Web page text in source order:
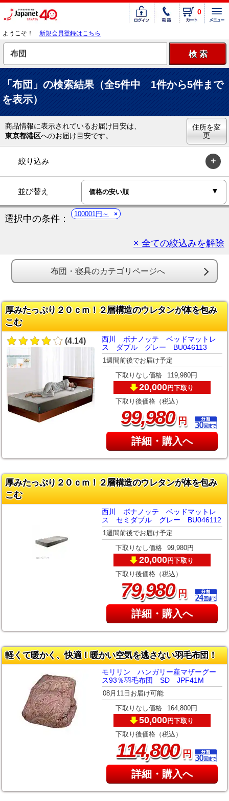
0
ようこそ！ 新規会員登録はこちら
「布団」の検索結果（全5件中 1件から5件まで
を表示）
商品情報に表示されているお届け目安は、
東京都港区へのお届け目安です。
住所を変
更
絞り込み
並び替え
選択中の条件： 100001円～
× 全ての絞込みを解除
布団・寝具のカテゴリページへ
厚みたっぷり２０ｃｍ！２層構造のウレタンが体を包み
こむ
(4.14)
西川 ボナノッテ ベッドマットレ
ス ダブル グレー BU046113
1週間前後でお届け予定
下取りなし価格 119,980円
20,000円下取り
下取り後価格（税込）
99,980円
詳細・購入へ
厚みたっぷり２０ｃｍ！２層構造のウレタンが体を包み
こむ
西川 ボナノッテ ベッドマットレ
ス セミダブル グレー BU046112
1週間前後でお届け予定
下取りなし価格 99,980円
20,000円下取り
下取り後価格（税込）
79,980円
詳細・購入へ
軽くて暖かく、快適！暖かい空気を逃さない羽毛布団！
モリリン ハンガリー産マザーグー
ス93％羽毛布団 SD JPF41M
08月11日お届け可能
下取りなし価格 164,800円
50,000円下取り
下取り後価格（税込）
114,800円
詳細・購入へ